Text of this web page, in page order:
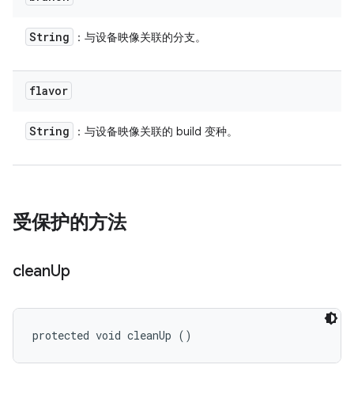
String ：与设备映像关联的分支。
flavor
String ：与设备映像关联的 build 变种。
受保护的方法
cleanUp
protected void cleanUp ()